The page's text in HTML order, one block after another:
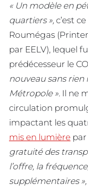
« Un modèle en
quartiers », c’est
Roumégas
par EELV), lequel
prédécesseur le
nouveau sans
Métropole ». Il ne
circulation
impactant les
mis en lumière
gratuité des
l’offre, la
supplémentaires »,